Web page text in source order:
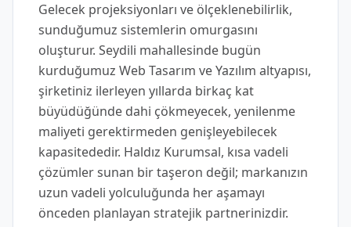
Gelecek projeksiyonları ve ölçeklenebilirlik,
sunduğumuz sistemlerin omurgasını
oluşturur. Seydili mahallesinde bugün
kurduğumuz Web Tasarım ve Yazılım altyapısı,
şirketiniz ilerleyen yıllarda birkaç kat
büyüdüğünde dahi çökmeyecek, yenilenme
maliyeti gerektirmeden genişleyebilecek
kapasitededir. Haldız Kurumsal, kısa vadeli
çözümler sunan bir taşeron değil; markanızın
uzun vadeli yolculuğunda her aşamayı
önceden planlayan stratejik partnerinizdir.